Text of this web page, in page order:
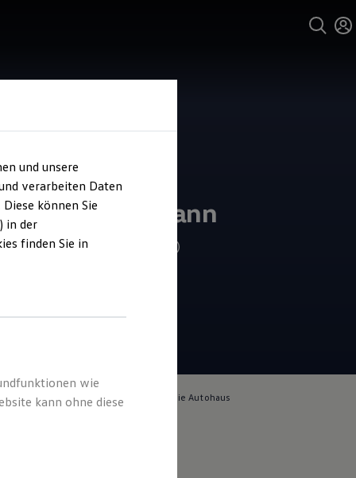
Heinemann
4.9| 328 Bewertungen
für die Inhalte auf dieser Seite ist die Autohaus
und unsere
verarbeiten Daten
können Sie
in der
finden Sie in
wie
kann ohne diese